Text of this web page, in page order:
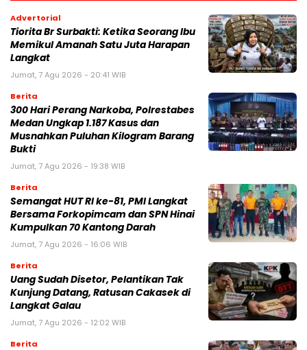
Advertorial
Tiorita Br Surbakti: Ketika Seorang Ibu
Memikul Amanah Satu Juta Harapan
Langkat
Jumat, 7 Agu 2026 - 20:41 WIB
Berita
300 Hari Perang Narkoba, Polrestabes
Medan Ungkap 1.187 Kasus dan
Musnahkan Puluhan Kilogram Barang
Bukti
Jumat, 7 Agu 2026 - 19:38 WIB
Berita
Semangat HUT RI ke-81, PMI Langkat
Bersama Forkopimcam dan SPN Hinai
Kumpulkan 70 Kantong Darah
Jumat, 7 Agu 2026 - 16:06 WIB
Berita
Uang Sudah Disetor, Pelantikan Tak
Kunjung Datang, Ratusan Cakasek di
Langkat Galau
Jumat, 7 Agu 2026 - 12:02 WIB
Berita